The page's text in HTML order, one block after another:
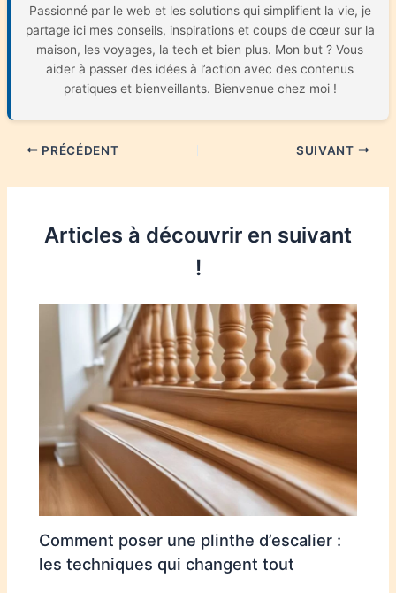
Passionné par le web et les solutions qui simplifient la vie, je
partage ici mes conseils, inspirations et coups de cœur sur la
maison, les voyages, la tech et bien plus. Mon but ? Vous
aider à passer des idées à l’action avec des contenus
pratiques et bienveillants. Bienvenue chez moi !
PRÉCÉDENT SUIVANT
Articles à découvrir en suivant
!
Comment poser une plinthe d’escalier :
les techniques qui changent tout